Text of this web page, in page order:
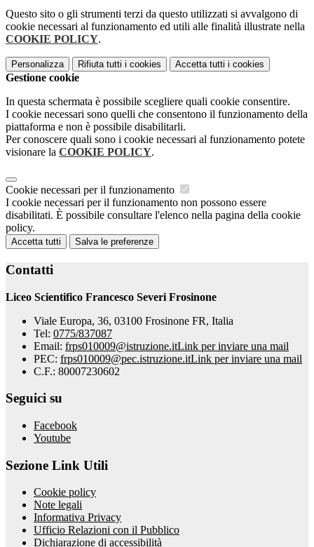
Questo sito o gli strumenti terzi da questo utilizzati si avvalgono di
cookie necessari al funzionamento ed utili alle finalità illustrate nella
COOKIE POLICY.
Personalizza Rifiuta tutti i cookies Accetta tutti i cookies
Gestione cookie
In questa schermata è possibile scegliere quali cookie consentire.
I cookie necessari sono quelli che consentono il funzionamento della
piattaforma e non è possibile disabilitarli.
Per conoscere quali sono i cookie necessari al funzionamento potete
visionare la COOKIE POLICY.
Cookie necessari per il funzionamento
I cookie necessari per il funzionamento non possono essere
disabilitati. È possibile consultare l'elenco nella pagina della cookie
policy.
Accetta tutti Salva le preferenze
Contatti
Liceo Scientifico Francesco Severi Frosinone
Viale Europa, 36, 03100 Frosinone FR, Italia
Tel: 0775/837087
Email: frps010009@istruzione.itLink per inviare una mail
PEC: frps010009@pec.istruzione.itLink per inviare una mail
C.F.: 80007230602
Seguici su
Facebook
Youtube
Sezione Link Utili
Cookie policy
Note legali
Informativa Privacy
Ufficio Relazioni con il Pubblico
Dichiarazione di accessibilità